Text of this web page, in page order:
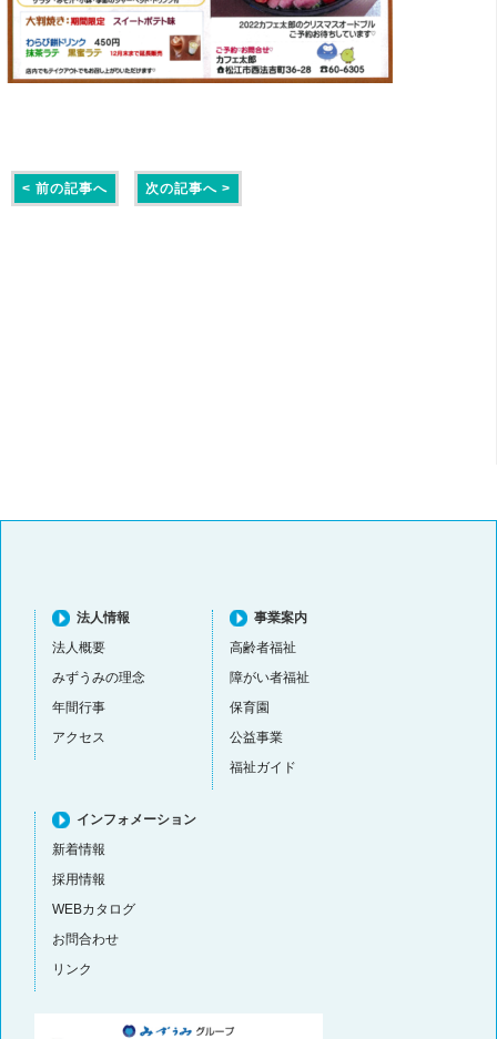
< 前の記事へ 次の記事へ >
法人情報
法人概要
みずうみの理念
年間行事
アクセス
事業案内
高齢者福祉
障がい者福祉
保育園
公益事業
福祉ガイド
インフォメーション
新着情報
採用情報
WEBカタログ
お問合わせ
リンク